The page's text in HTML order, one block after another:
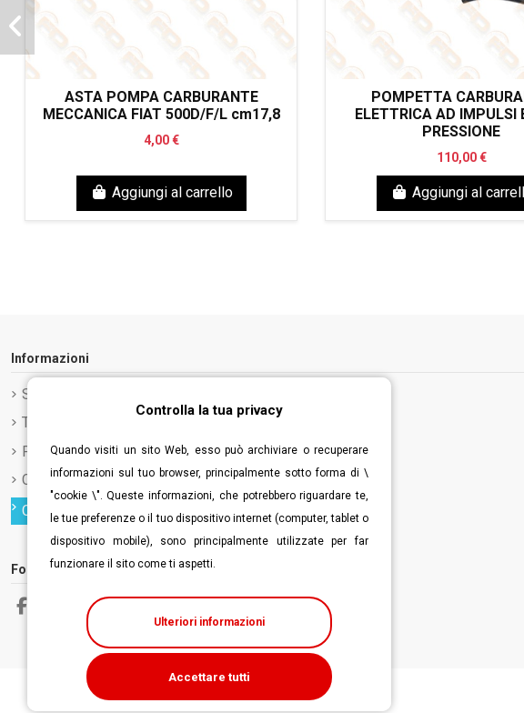
ASTA POMPA CARBURANTE
MECCANICA FIAT 500D/F/L cm17,8
4,00 €
Aggiungi al carrello
POMPETTA
ELETTRICA AD IMPULSI
PRESSIONE
110,00 €
Aggiungi al
Informazioni
Spedizione e Consegna
Termini e condizioni d'uso
Privacy Policy
Cookie Policy
Controlla la tua privacy
Follow us
Controlla la tua privacy
Quando visiti un sito Web, esso può archiviare o recuperare
informazioni sul tuo browser, principalmente sotto forma di \
"cookie \". Queste informazioni, che potrebbero riguardare te,
le tue preferenze o il tuo dispositivo internet (computer, tablet o
dispositivo mobile), sono principalmente utilizzate per far
funzionare il sito come ti aspetti.
Ulteriori informazioni
Accettare tutti